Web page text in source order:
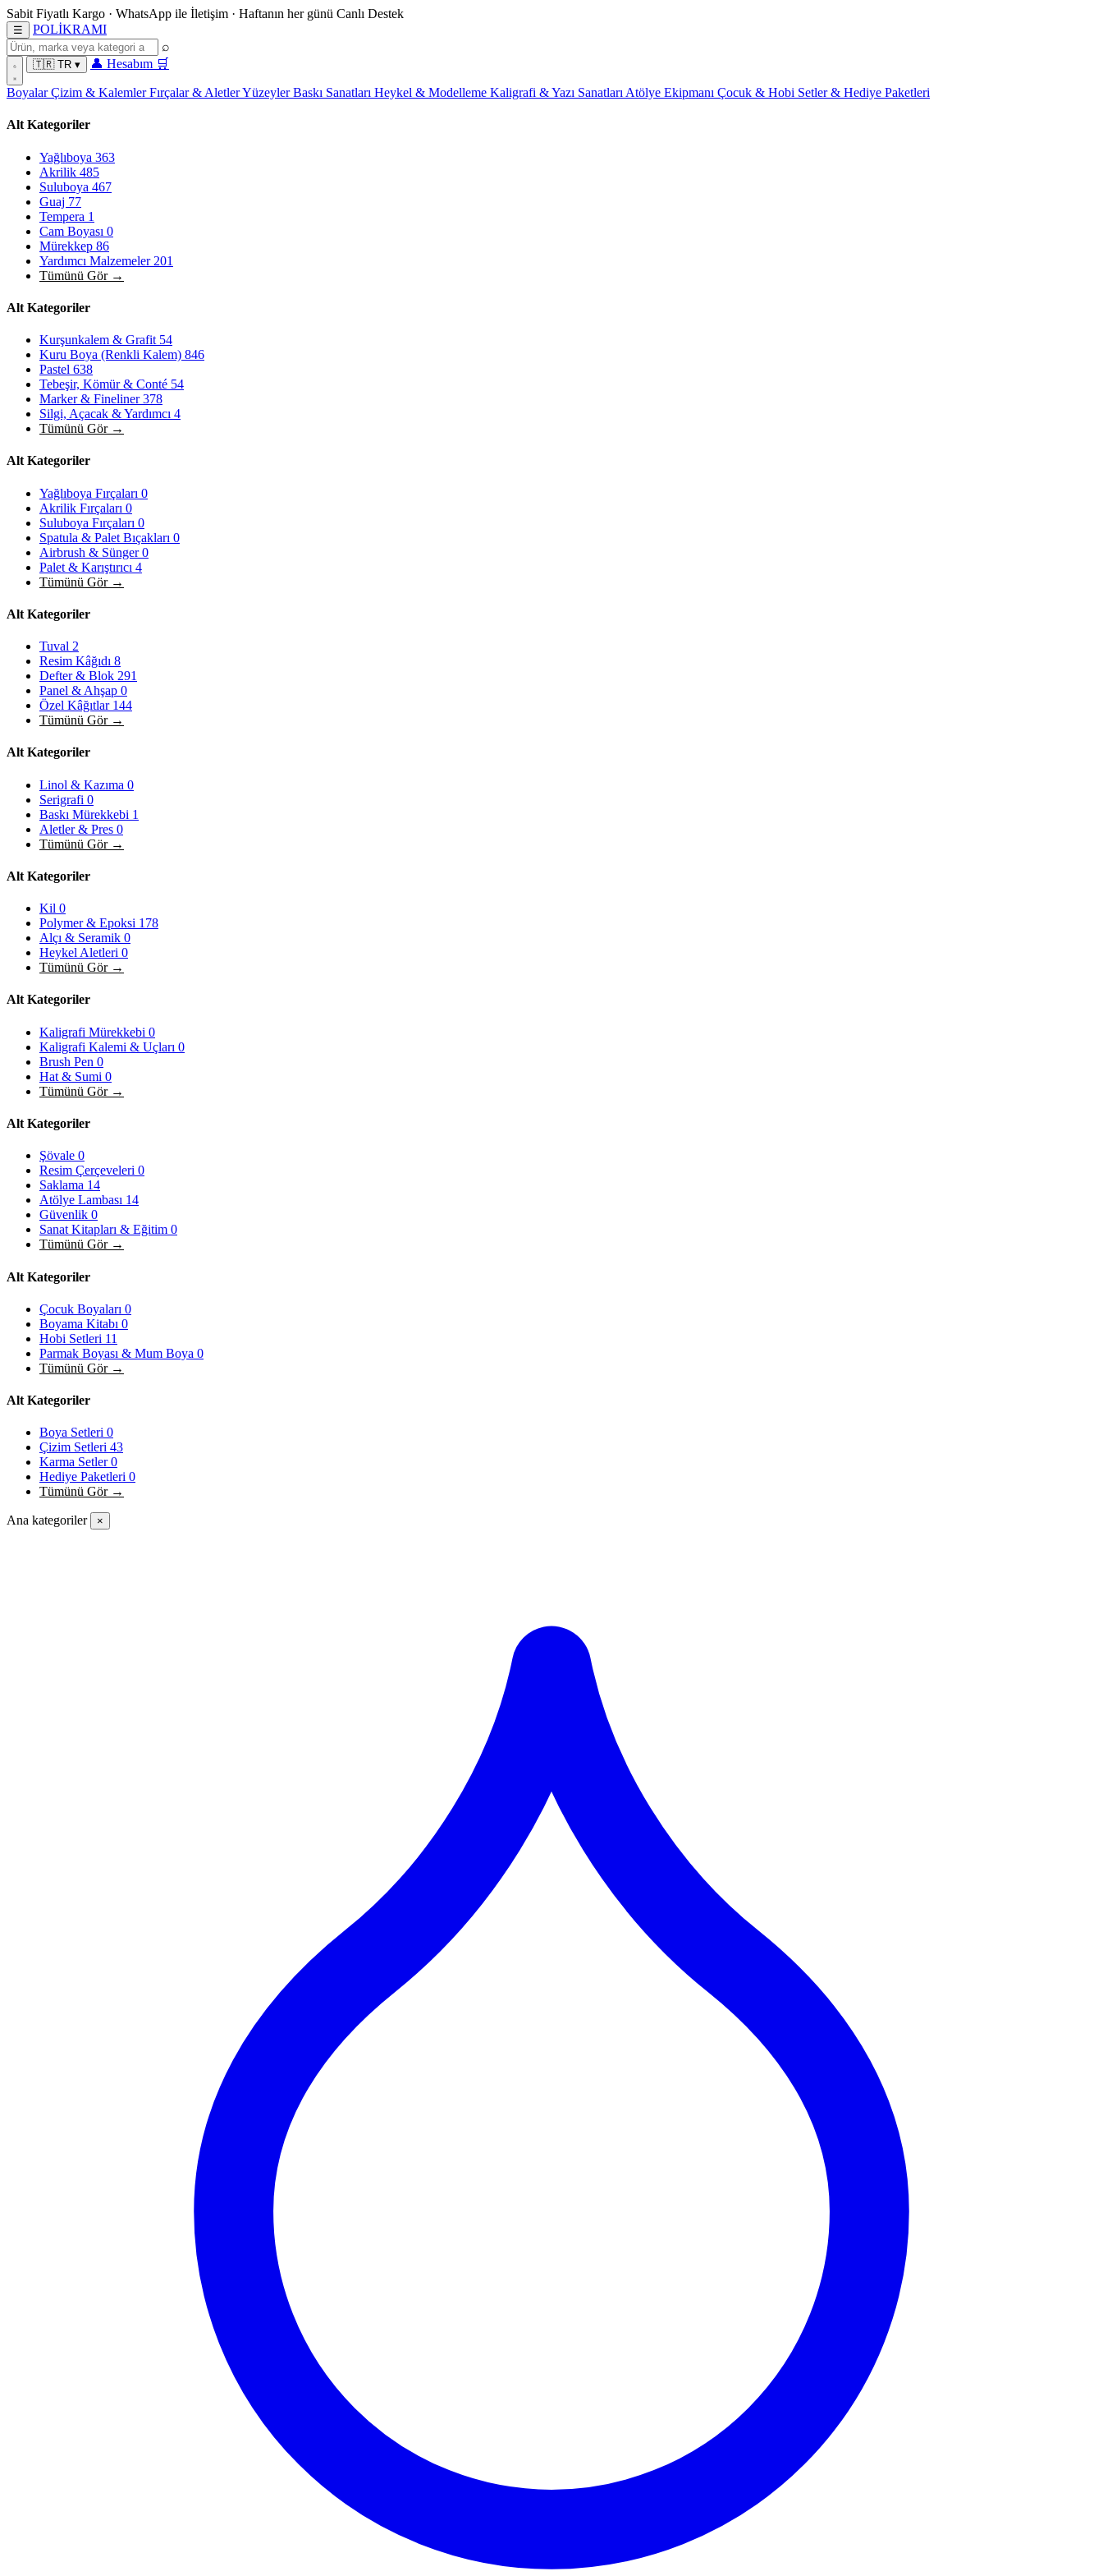
Sabit Fiyatlı Kargo · WhatsApp ile İletişim · Haftanın her günü Canlı Destek
☰ POLİKRAMI
⌕
🇹🇷 TR ▾ 👤 Hesabım 🛒
BoyalarÇizim & KalemlerFırçalar & AletlerYüzeylerBaskı Sanatları Heykel & Modelleme Kaligrafi & Yazı Sanatları Atölye Ekipmanı Çocuk & Hobi Setler & Hediye Paketleri
Alt Kategoriler
Yağlıboya 363
Akrilik 485
Suluboya 467
Guaj 77
Tempera 1
Cam Boyası 0
Mürekkep 86
Yardımcı Malzemeler 201
Tümünü Gör →
Alt Kategoriler
Kurşunkalem & Grafit 54
Kuru Boya (Renkli Kalem) 846
Pastel 638
Tebeşir, Kömür & Conté 54
Marker & Fineliner378
Silgi, Açacak & Yardımcı 4
Tümünü Gör →
Alt Kategoriler
Yağlıboya Fırçaları 0
Akrilik Fırçaları 0
Suluboya Fırçaları 0
Spatula & Palet Bıçakları 0
Airbrush & Sünger0
Palet & Karıştırıcı 4
Tümünü Gör →
Alt Kategoriler
Tuval 2
Resim Kâğıdı 8
Defter & Blok 291
Panel & Ahşap 0
Özel Kâğıtlar 144
Tümünü Gör →
Alt Kategoriler
Linol & Kazıma 0
Serigrafi 0
Baskı Mürekkebi 1
Aletler & Pres 0
Tümünü Gör →
Alt Kategoriler
Kil 0
Polymer & Epoksi 178
Alçı & Seramik 0
Heykel Aletleri 0
Tümünü Gör →
Alt Kategoriler
Kaligrafi Mürekkebi 0
Kaligrafi Kalemi & Uçları 0
Brush Pen 0
Hat & Sumi 0
Tümünü Gör →
Alt Kategoriler
Şövale 0
Resim Çerçeveleri 0
Saklama 14
Atölye Lambası 14
Güvenlik 0
Sanat Kitapları & Eğitim 0
Tümünü Gör →
Alt Kategoriler
Çocuk Boyaları 0
Boyama Kitabı 0
Hobi Setleri 11
Parmak Boyası & Mum Boya 0
Tümünü Gör →
Alt Kategoriler
Boya Setleri 0
Çizim Setleri 43
Karma Setler0
Hediye Paketleri 0
Tümünü Gör →
Ana kategoriler ×